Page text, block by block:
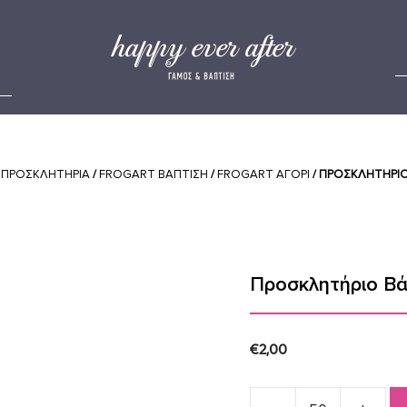
ΠΡΟΣΚΛΗΤΗΡΙΑ/FROGART ΒΑΠΤΙΣΗ /FROGART ΑΓΟΡΙ /
Προσκλητήριο
€2,00